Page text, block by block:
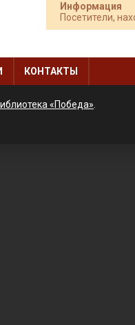
Информация
Посетители,
КОНТАКТЫ
«Победа»